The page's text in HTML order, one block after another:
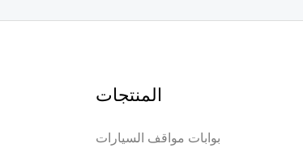
المنتجات
بوابات مواقف السيارات